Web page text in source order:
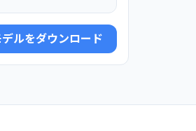
デルをダウンロード